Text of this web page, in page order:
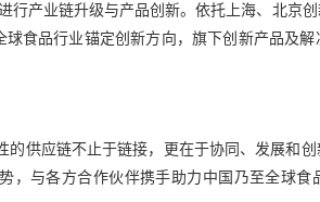
行产业链升级与产品创新。依托上海、北京
食品行业锚定创新方向，旗下创新产品及
供应链不止于链接，更在于协同、发展和
，与各方合作伙伴携手助力中国乃至全球食